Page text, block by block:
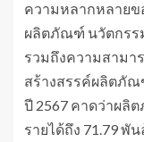
ความหลากหลายข
ผลิตภัณฑ์ นวัตกรร
รวมถึงความสามา
สร้างสรรค์ผลิตภัณ
ปี 2567 คาดว่าผลิ
รายได้ถึง 71.79 พั